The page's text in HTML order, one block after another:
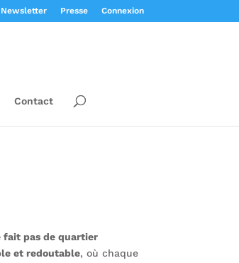
Newsletter Presse Connexion
Contact
fait pas de quartier
et redoutable, où chaque